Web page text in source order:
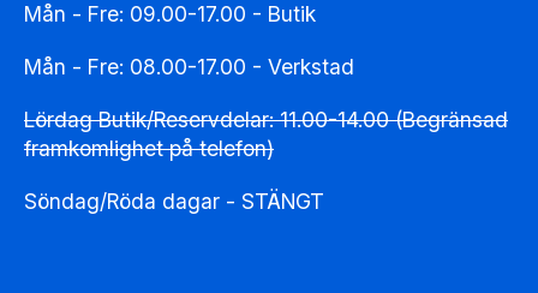
Mån - Fre: 09.00-17.00 - Butik
Mån - Fre: 08.00-17.00 - Verkstad
Lördag Butik/Reservdelar: 11.00-14.00 (Begränsad
framkomlighet på telefon)
Söndag/Röda dagar - STÄNGT